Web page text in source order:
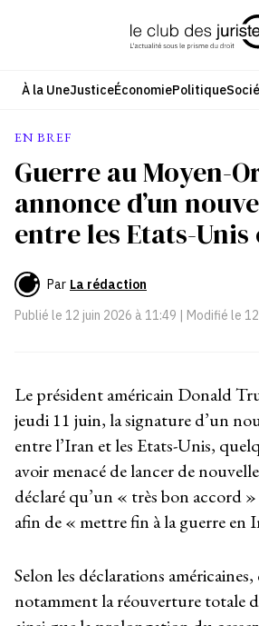
À la UneJusticeÉconomiePolitique
EN BREF
Guerre au Moyen-
annonce d’un
entre les Etats-Unis
Par La rédaction
Publié le 12 juin 2026 à 11:49 | Modifié le
Le président américain Donald
jeudi 11 juin, la signature d’un
entre l’Iran et les Etats-Unis,
avoir menacé de lancer de
déclaré qu’un « très bon accord
afin de « mettre fin à la guerre en
Selon les déclarations
notamment la réouverture totale